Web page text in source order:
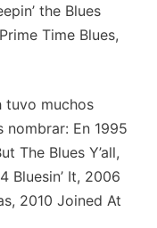
the Blues
Time Blues,
tuvo muchos
En 1995
The Blues Y’all,
Bluesin’ It, 2006
2010 Joined At